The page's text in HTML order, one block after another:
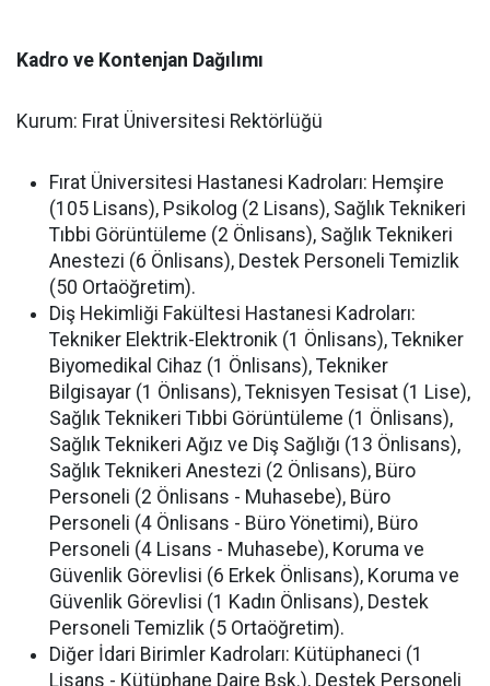
Kadro ve Kontenjan Dağılımı
Kurum: Fırat Üniversitesi Rektörlüğü
Fırat Üniversitesi Hastanesi Kadroları: Hemşire
(105 Lisans), Psikolog (2 Lisans), Sağlık Teknikeri
Tıbbi Görüntüleme (2 Önlisans), Sağlık Teknikeri
Anestezi (6 Önlisans), Destek Personeli Temizlik
(50 Ortaöğretim).
Diş Hekimliği Fakültesi Hastanesi Kadroları:
Tekniker Elektrik-Elektronik (1 Önlisans), Tekniker
Biyomedikal Cihaz (1 Önlisans), Tekniker
Bilgisayar (1 Önlisans), Teknisyen Tesisat (1 Lise),
Sağlık Teknikeri Tıbbi Görüntüleme (1 Önlisans),
Sağlık Teknikeri Ağız ve Diş Sağlığı (13 Önlisans),
Sağlık Teknikeri Anestezi (2 Önlisans), Büro
Personeli (2 Önlisans - Muhasebe), Büro
Personeli (4 Önlisans - Büro Yönetimi), Büro
Personeli (4 Lisans - Muhasebe), Koruma ve
Güvenlik Görevlisi (6 Erkek Önlisans), Koruma ve
Güvenlik Görevlisi (1 Kadın Önlisans), Destek
Personeli Temizlik (5 Ortaöğretim).
Diğer İdari Birimler Kadroları: Kütüphaneci (1
Lisans - Kütüphane Daire Bşk.), Destek Personeli